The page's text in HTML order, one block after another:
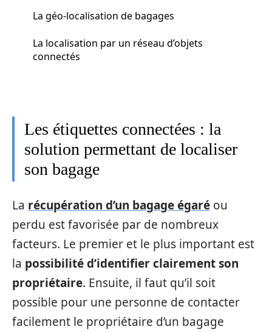
La géo-localisation de bagages
La localisation par un réseau d’objets
connectés
Les étiquettes connectées : la
solution permettant de localiser
son bagage
La récupération d’un bagage égaré ou
perdu est favorisée par de nombreux
facteurs. Le premier et le plus important est
la possibilité d’identifier clairement son
propriétaire. Ensuite, il faut qu’il soit
possible pour une personne de contacter
facilement le propriétaire d’un bagage